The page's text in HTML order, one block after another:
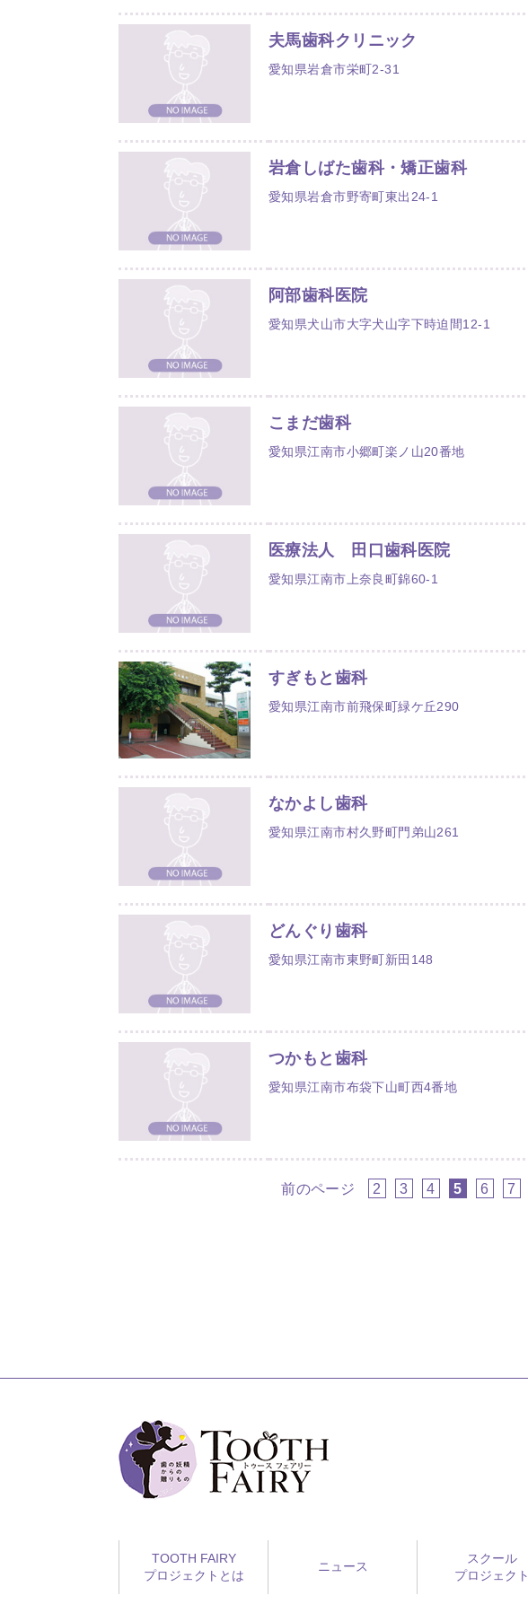
夫馬歯科クリニック
愛知県岩倉市栄町2-31
岩倉しばた歯科・矯正歯科
愛知県岩倉市野寄町東出24-1
阿部歯科医院
愛知県犬山市大字犬山字下時迫間12-1
こまだ歯科
愛知県江南市小郷町楽ノ山20番地
医療法人 田口歯科医院
愛知県江南市上奈良町錦60-1
すぎもと歯科
愛知県江南市前飛保町緑ケ丘290
なかよし歯科
愛知県江南市村久野町門弟山261
どんぐり歯科
愛知県江南市東野町新田148
つかもと歯科
愛知県江南市布袋下山町西4番地
前のページ 2 3 4 5 6 7
TOOTH FAIRY
プロジェクトとは
ニュース
スクール
プロジェクト